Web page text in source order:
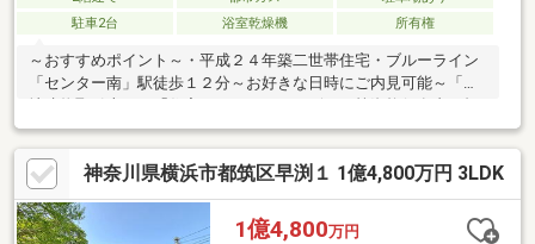
駐車2台
浴室乾燥機 所有権
～おすすめポイント～・平成２４年築二世帯住宅・ブルーライン
「センター南」駅徒歩１２分～お好きな日時にご内見可能～「宅
地建物取引士」、「住宅ローンアドバイザー」等資格保有者が担
当いたします！住宅ローン無料相談承ります！お気軽にお問合せ
ください！
神奈川県横浜市都筑区早渕１ 1億4,800万円 3LDK
1億4,800万円